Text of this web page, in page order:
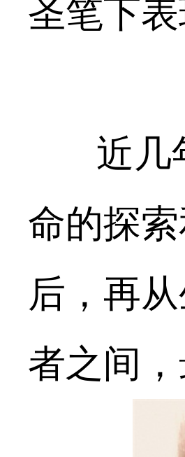
圣笔下
近几年
命的探
后，再
者之间